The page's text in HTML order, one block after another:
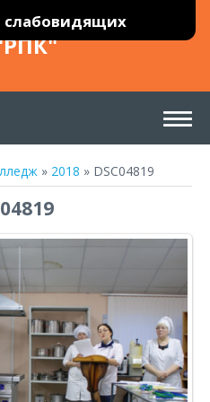
слабовидящих
» 2018 » DSC04819